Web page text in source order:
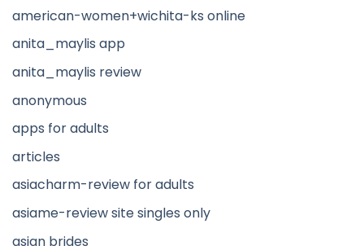
american-women+wichita-ks online
anita_maylis app
anita_maylis review
anonymous
apps for adults
articles
asiacharm-review for adults
asiame-review site singles only
asian brides